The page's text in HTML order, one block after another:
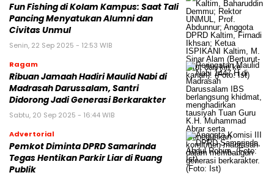
Fun Fishing di Kolam Kampus: Saat Tali
Pancing Menyatukan Alumni dan
Civitas Unmul
Senin, 22 Sep 2025 - 12:53 WIB
Ragam
Ribuan Jamaah Hadiri Maulid Nabi di
Madrasah Darussalam, Santri
Didorong Jadi Generasi Berkarakter
Sabtu, 20 Sep 2025 - 16:44 WIB
Advertorial
Pemkot Diminta DPRD Samarinda
Tegas Hentikan Parkir Liar di Ruang
Publik